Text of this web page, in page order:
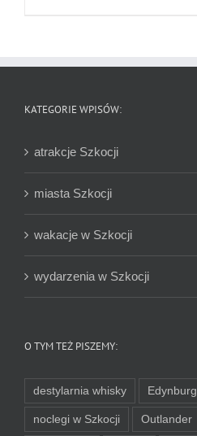
KATEGORIE WPISÓW:
atrakcje Szkocji
miasta Szkocji
wakacje w Szkocji
wydarzenia w Szkocji
O TYM TEŻ PISZEMY:
destylarnia whisky Edynburg
noclegi w Szkocji Outlander